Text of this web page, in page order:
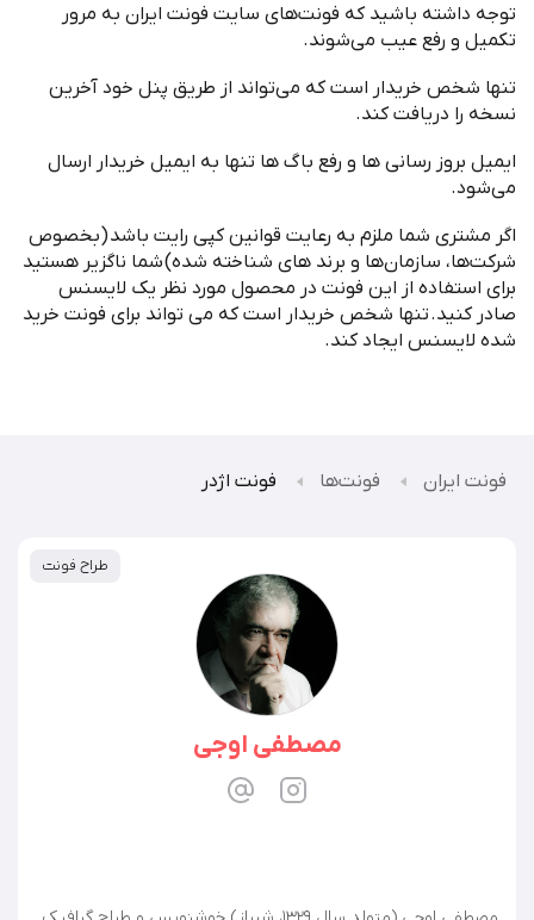
توجه داشته باشید که فونتهای سایت فونت ایران به مرور
تکمیل و رفع عیب میشوند.
تنها شخص خریدار است که میتواند از طریق پنل خود آخرین
نسخه را دریافت کند.
ایمیل بروز رسانی ها و رفع باگ ها تنها به ایمیل خریدار ارسال
میشود.
اگر مشتری شما ملزم به رعایت قوانین کپی رایت باشد(بخصوص
شرکتها، سازمانها و برند های شناخته شده)شما ناگزیر هستید
برای استفاده از این فونت در محصول مورد نظر یک لایسنس
صادر کنید.تنها شخص خریدار است که می تواند برای فونت خرید
شده لایسنس ایجاد کند.
فونت ایران فونت‌ها فونت اژدر
طراح فونت
مصطفی اوجی